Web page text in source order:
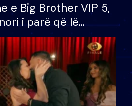
e Big Brother VIP 5,
i parë që lë
mundësinë për
e madh